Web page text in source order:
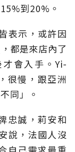
到20%。
表示，或許因
都是來店內了
會入手。Yi-
很慢，跟亞洲
同」。
忠誠，莉安和
說，法國人沒
自己需求最重